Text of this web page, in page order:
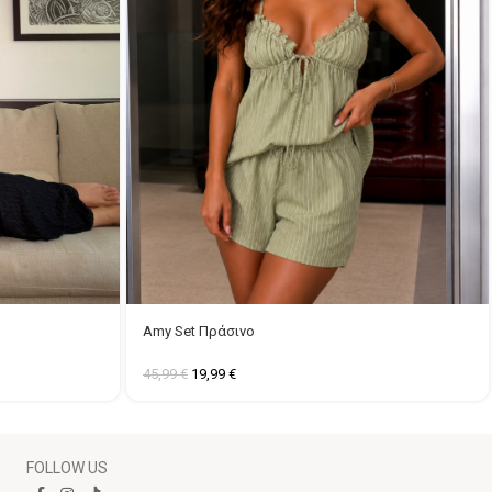
Amy Set Πράσινο
45,99€ 19,99 €
FOLLOW US